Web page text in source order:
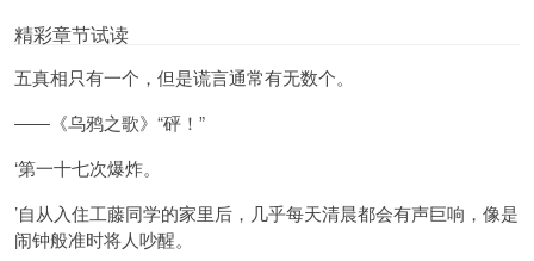
精彩章节试读
五真相只有一个，但是谎言通常有无数个。
――《乌鸦之歌》“砰！”
‘第一十七次爆炸。
’自从入住工藤同学的家里后，几乎每天清晨都会有声巨响，像是
闹钟般准时将人吵醒。